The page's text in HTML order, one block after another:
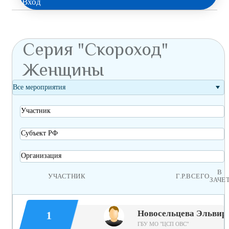
Вход
Серия "Скороход"
Женщины
Все мероприятия
Участник
Субъект РФ
Организация
УЧАСТНИК Г.Р.ВСЕГО
В
1 Новосельцева
ГБУ МО "ЦСП ОВС"